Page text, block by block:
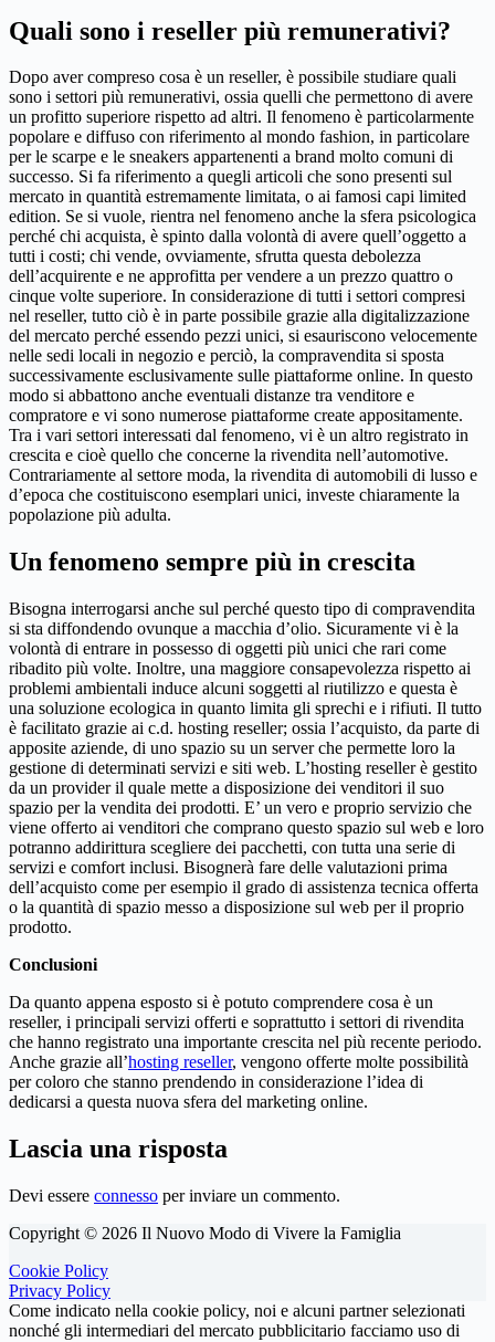
Quali sono i reseller più remunerativi?
Dopo aver compreso cosa è un reseller, è possibile studiare quali
sono i settori più remunerativi, ossia quelli che permettono di avere
un profitto superiore rispetto ad altri. Il fenomeno è particolarmente
popolare e diffuso con riferimento al mondo fashion, in particolare
per le scarpe e le sneakers appartenenti a brand molto comuni di
successo. Si fa riferimento a quegli articoli che sono presenti sul
mercato in quantità estremamente limitata, o ai famosi capi limited
edition. Se si vuole, rientra nel fenomeno anche la sfera psicologica
perché chi acquista, è spinto dalla volontà di avere quell’oggetto a
tutti i costi; chi vende, ovviamente, sfrutta questa debolezza
dell’acquirente e ne approfitta per vendere a un prezzo quattro o
cinque volte superiore. In considerazione di tutti i settori compresi
nel reseller, tutto ciò è in parte possibile grazie alla digitalizzazione
del mercato perché essendo pezzi unici, si esauriscono velocemente
nelle sedi locali in negozio e perciò, la compravendita si sposta
successivamente esclusivamente sulle piattaforme online. In questo
modo si abbattono anche eventuali distanze tra venditore e
compratore e vi sono numerose piattaforme create appositamente.
Tra i vari settori interessati dal fenomeno, vi è un altro registrato in
crescita e cioè quello che concerne la rivendita nell’automotive.
Contrariamente al settore moda, la rivendita di automobili di lusso e
d’epoca che costituiscono esemplari unici, investe chiaramente la
popolazione più adulta.
Un fenomeno sempre più in crescita
Bisogna interrogarsi anche sul perché questo tipo di compravendita
si sta diffondendo ovunque a macchia d’olio. Sicuramente vi è la
volontà di entrare in possesso di oggetti più unici che rari come
ribadito più volte. Inoltre, una maggiore consapevolezza rispetto ai
problemi ambientali induce alcuni soggetti al riutilizzo e questa è
una soluzione ecologica in quanto limita gli sprechi e i rifiuti. Il tutto
è facilitato grazie ai c.d. hosting reseller; ossia l’acquisto, da parte di
apposite aziende, di uno spazio su un server che permette loro la
gestione di determinati servizi e siti web. L’hosting reseller è gestito
da un provider il quale mette a disposizione dei venditori il suo
spazio per la vendita dei prodotti. E’ un vero e proprio servizio che
viene offerto ai venditori che comprano questo spazio sul web e loro
potranno addirittura scegliere dei pacchetti, con tutta una serie di
servizi e comfort inclusi. Bisognerà fare delle valutazioni prima
dell’acquisto come per esempio il grado di assistenza tecnica offerta
o la quantità di spazio messo a disposizione sul web per il proprio
prodotto.
Conclusioni
Da quanto appena esposto si è potuto comprendere cosa è un
reseller, i principali servizi offerti e soprattutto i settori di rivendita
che hanno registrato una importante crescita nel più recente periodo.
Anche grazie all’hosting reseller, vengono offerte molte possibilità
per coloro che stanno prendendo in considerazione l’idea di
dedicarsi a questa nuova sfera del marketing online.
Lascia una risposta
Devi essere connesso per inviare un commento.
Copyright © 2026 Il Nuovo Modo di Vivere la Famiglia
Cookie Policy
Privacy Policy
Come indicato nella cookie policy, noi e alcuni partner selezionati
nonché gli intermediari del mercato pubblicitario facciamo uso di